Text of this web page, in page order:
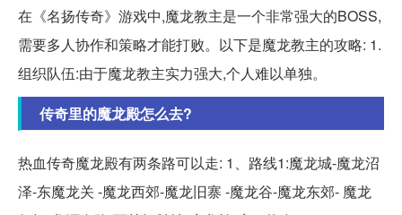
在《名扬传奇》游戏中,魔龙教主是一个非常强大的BOSS,
需要多人协作和策略才能打败。以下是魔龙教主的攻略: 1.
组织队伍:由于魔龙教主实力强大,个人难以单独。
传奇里的魔龙殿怎么去?
热血传奇魔龙殿有两条路可以走: 1、路线1:魔龙城-魔龙沼
泽-东魔龙关 -魔龙西郊-魔龙旧寨 -魔龙谷-魔龙东郊- 魔龙